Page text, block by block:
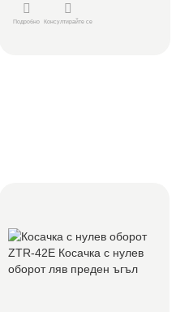
Подробно Консултирайте се